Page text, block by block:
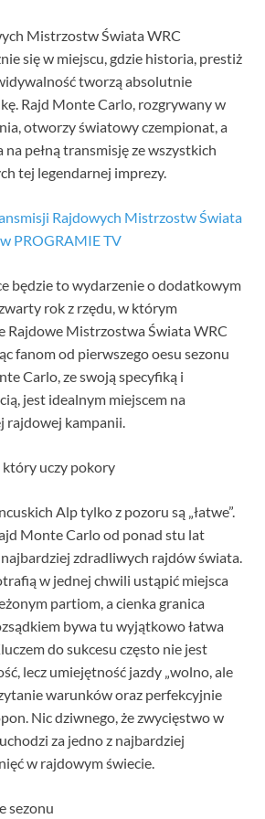
Mistrzostw Świata WRC
się w miejscu, gdzie historia, prestiż
tworzą absolutnie
Rajd Monte Carlo, rozgrywany w
otworzy światowy czempionat, a
pełną transmisję ze wszystkich
tej legendarnej imprezy.
Rajdowych Mistrzostw Świata
w PROGRAMIE TV
będzie to wydarzenie o dodatkowym
rok z rzędu, w którym
Rajdowe Mistrzostwa Świata WRC
fanom od pierwszego oesu sezonu
Carlo, ze swoją specyfiką i
jest idealnym miejscem na
rajdowej kampanii.
uczy pokory
Alp tylko z pozoru są „łatwe”.
Monte Carlo od ponad stu lat
zdradliwych rajdów świata.
w jednej chwili ustąpić miejsca
partiom, a cienka granica
bywa tu wyjątkowo łatwa
do sukcesu często nie jest
lecz umiejętność jazdy „wolno, ale
warunków oraz perfekcyjnie
Nic dziwnego, że zwycięstwo w
za jedno z najbardziej
w rajdowym świecie.
sezonu